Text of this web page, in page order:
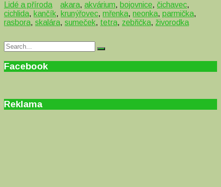
Lidé a příroda
akara, akvárium, bojovnice, čichavec,
cichlida, kančík, krunýřovec, mřenka, neonka, parmička,
rasbora, skalára, sumeček, tetra, zebřička, živorodka
Search
for:
Search
Facebook
Reklama